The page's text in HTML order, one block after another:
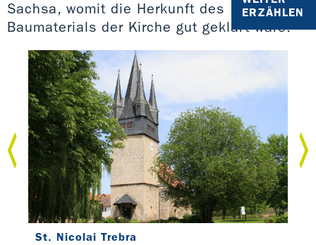
ERZÄHLEN
Sachsa, womit die Herkunft des
Baumaterials der Kirche gut geklärt wäre.
St. Nicolai Trebra